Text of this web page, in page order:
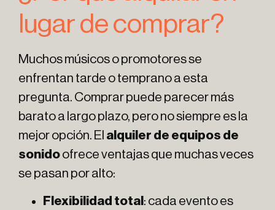
lugar de comprar?
Muchos músicos o promotores se
enfrentan tarde o temprano a esta
pregunta. Comprar puede parecer más
barato a largo plazo, pero no siempre es la
mejor opción. El alquiler de equipos de
sonidoofrece ventajas que muchas veces
se pasan por alto:
Flexibilidad total : cada evento es